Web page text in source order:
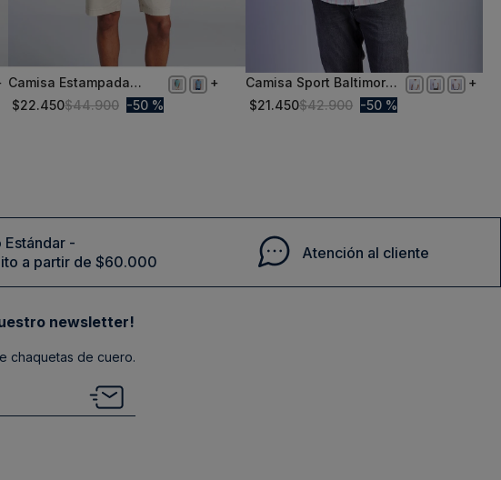
XXL
Camisa Estampada
Hojas Fj River
$22.450$44.900 50 %
XXL
Camisa Sport Baltimore F
Lt Coral
$21.450$42.900 50 %
Estándar -
a partir de $60.000
Atención al cliente
newsletter!
chaquetas de cuero.